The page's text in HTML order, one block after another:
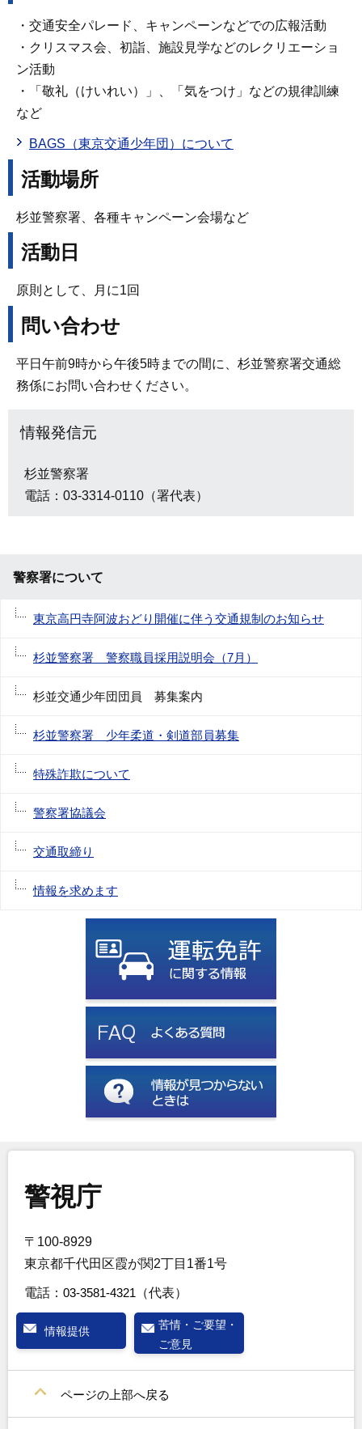
・交通安全パレード、キャンペーンなどでの広報活動
・クリスマス会、初詣、施設見学などのレクリエーショ
ン活動
・「敬礼（けいれい）」、「気をつけ」などの規律訓練
など
BAGS（東京交通少年団）について
活動場所
杉並警察署、各種キャンペーン会場など
活動日
原則として、月に1回
問い合わせ
平日午前9時から午後5時までの間に、杉並警察署交通総
務係にお問い合わせください。
情報発信元
杉並警察署
電話：03-3314-0110（署代表）
警察署について
東京高円寺阿波おどり開催に伴う交通規制のお知らせ
杉並警察署 警察職員採用説明会（7月）
杉並交通少年団団員 募集案内
杉並警察署 少年柔道・剣道部員募集
特殊詐欺について
警察署協議会
交通取締り
情報を求めます
警視庁
〒100-8929
東京都千代田区霞が関2丁目1番1号
電話： 03-3581-4321 （代表）
情報提供
苦情・ご要望・
ご意見
ページの上部へ戻る